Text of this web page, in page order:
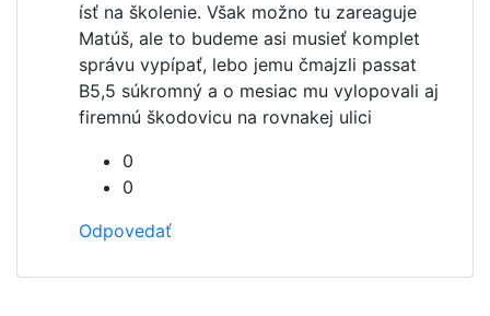
ísť na školenie. Však možno tu zareaguje
Matúš, ale to budeme asi musieť komplet
správu vypípať, lebo jemu čmajzli passat
B5,5 súkromný a o mesiac mu vylopovali aj
firemnú škodovicu na rovnakej ulici
0
0
Odpovedať